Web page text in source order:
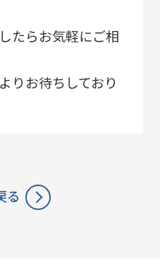
たらお気軽にご相
りお待ちしており
る